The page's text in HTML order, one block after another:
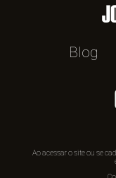
Blog
Ao acessar o site ou se